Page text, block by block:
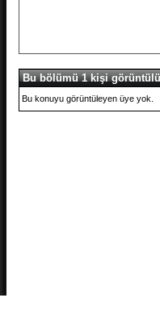
Bu bölümü 1 kişi
Bu konuyu görüntüleyen üye yok.